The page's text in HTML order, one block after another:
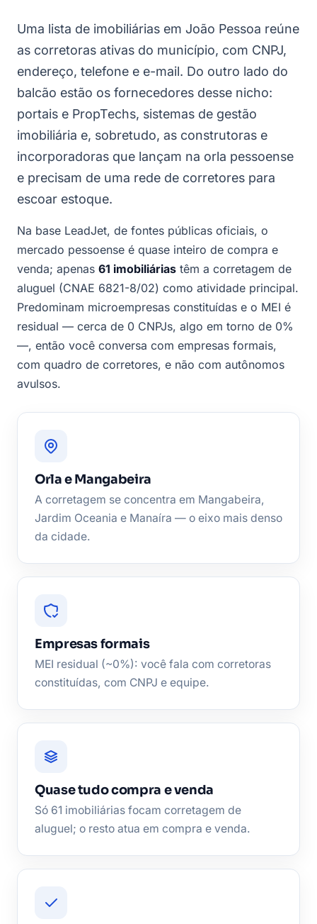
Uma lista de imobiliárias em João Pessoa reúne
as corretoras ativas do município, com CNPJ,
endereço, telefone e e-mail. Do outro lado do
balcão estão os fornecedores desse nicho:
portais e PropTechs, sistemas de gestão
imobiliária e, sobretudo, as construtoras e
incorporadoras que lançam na orla pessoense
e precisam de uma rede de corretores para
escoar estoque.
Na base LeadJet, de fontes públicas oficiais, o
mercado pessoense é quase inteiro de compra e
venda; apenas 61 imobiliárias têm a corretagem de
aluguel (CNAE 6821-8/02) como atividade principal.
Predominam microempresas constituídas e o MEI é
residual — cerca de 0 CNPJs, algo em torno de 0%
—, então você conversa com empresas formais,
com quadro de corretores, e não com autônomos
avulsos.
Orla e Mangabeira
A corretagem se concentra em Mangabeira,
Jardim Oceania e Manaíra — o eixo mais denso
da cidade.
Empresas formais
MEI residual (~0%): você fala com corretoras
constituídas, com CNPJ e equipe.
Quase tudo compra e venda
Só 61 imobiliárias focam corretagem de
aluguel; o resto atua em compra e venda.